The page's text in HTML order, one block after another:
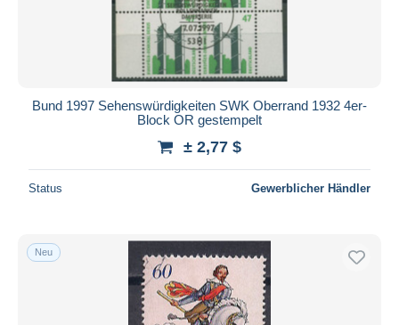
Bund 1997 Sehenswürdigkeiten SWK Oberrand 1932 4er-
Block OR gestempelt
± 2,77 $
Status Gewerblicher Händler
Neu